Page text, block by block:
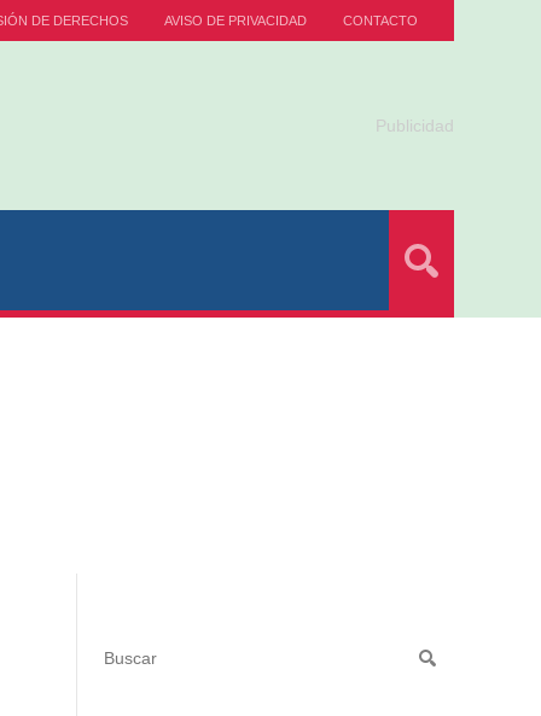
DE DERECHOS AVISO DE PRIVACIDAD CONTACTO
Publicidad